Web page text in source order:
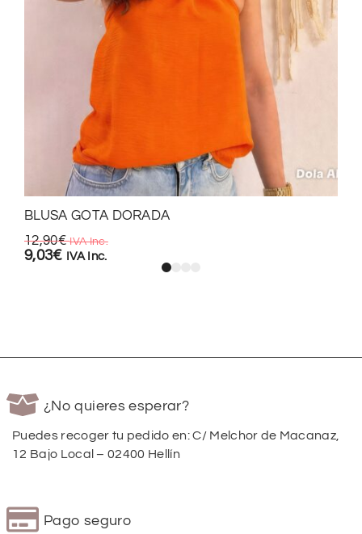
BLUSA GOTA DORADA
12,90€ IVA Inc.
9,03€ IVA Inc.
¿No quieres esperar?
Puedes recoger tu pedido en: C/ Melchor de Macanaz,
12 Bajo Local – 02400 Hellín
Pago seguro